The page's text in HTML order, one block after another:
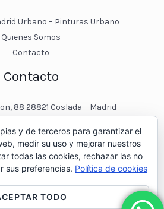
Urbano – Pinturas Urbano
Quienes Somos
Contacto
Contacto
88 28821 Coslada – Madrid
– 643 00 74 11
y de terceros para garantizar el
medir su uso y mejorar nuestros
todas las cookies, rechazar las no
sus preferencias. Política de cookies
TODO